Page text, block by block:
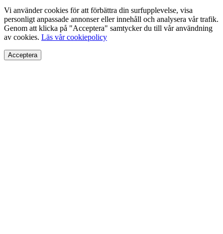
Vi använder cookies för att förbättra din surfupplevelse, visa
personligt anpassade annonser eller innehåll och analysera vår trafik.
Genom att klicka på "Acceptera" samtycker du till vår användning
av cookies. Läs vår cookiepolicy
Acceptera